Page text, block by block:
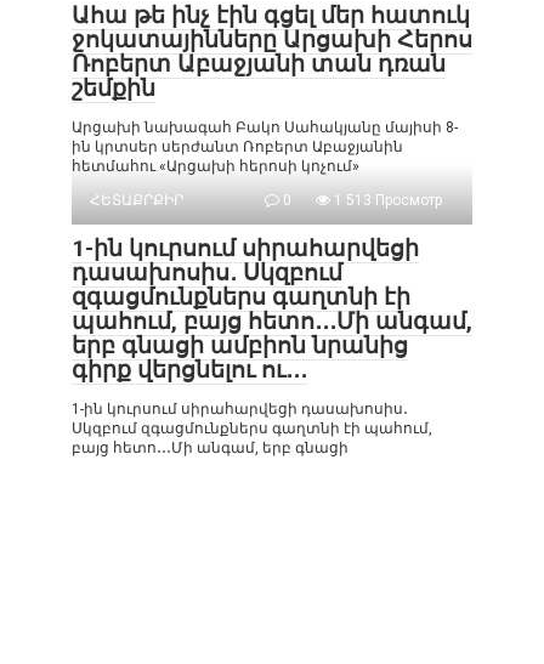
Ահա թե ինչ էին գցել մեր հատուկ
ջոկատայինները Արցախի Հերոս
Ռոբերտ Աբաջյանի տան դռան
շեմքին
Արցախի նախագահ Բակո Սահակյանը մայիսի 8-
ին կրտսեր սերժանտ Ռոբերտ Աբաջյանին
հետմահու «Արցախի հերոսի կոչում»
ՀԵՏԱՔՐՔԻՐ
0 1 513 Просмотр
1-ին կուրսում սիրահարվեցի
դասախոսիս․ Սկզբում
զգացմունքներս գաղտնի էի
պահում, բայց հետո․․․Մի անգամ,
երբ գնացի ամբիոն նրանից
գիրք վերցնելու ու․․․
1-ին կուրսում սիրահարվեցի դասախոսիս․
Սկզբում զգացմունքներս գաղտնի էի պահում,
բայց հետո․․․Մի անգամ, երբ գնացի